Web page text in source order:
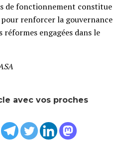
de fonctionnement constitue
renforcer la gouvernance
engagées dans le
avec vos proches